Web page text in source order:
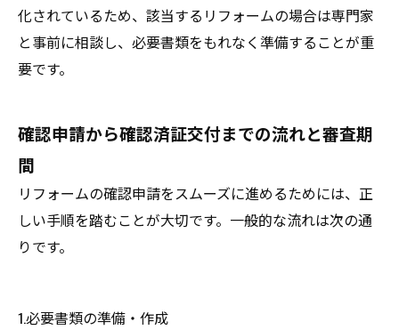
化されているため、該当するリフォームの場合は専門家
と事前に相談し、必要書類をもれなく準備することが重
要です。
確認申請から確認済証交付までの流れと審査期
間
リフォームの確認申請をスムーズに進めるためには、正
しい手順を踏むことが大切です。一般的な流れは次の通
りです。
1.必要書類の準備・作成